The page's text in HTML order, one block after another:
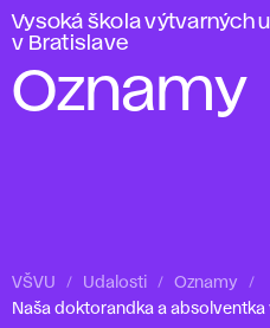
Vysoká škola výtvarných
v Bratislave
Oznamy
VŠVU Udalosti
Oznamy
Naša doktorandka a absolventka